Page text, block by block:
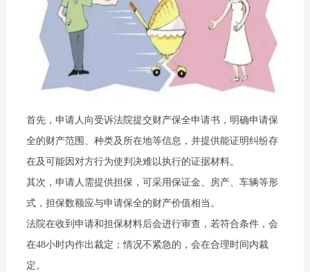
首先，申请人向受诉法院提交财产保全申请书，明确申请保
全的财产范围、种类及所在地等信息，并提供能证明纠纷存
在及可能因对方行为使判决难以执行的证据材料。
其次，申请人需提供担保，可采用保证金、房产、车辆等形
式，担保数额应与申请保全的财产价值相当。
法院在收到申请和担保材料后会进行审查，若符合条件，会
在48小时内作出裁定；情况不紧急的，会在合理时间内裁
定。